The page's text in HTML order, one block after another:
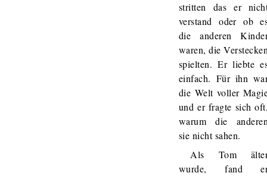
stritten das er
verstand oder ob
die anderen
waren, die
spielten. Er liebte
einfach. Für ihn
die Welt voller
und er fragte sich
warum die
sie nicht sahen.
Als Tom
wurde, fand